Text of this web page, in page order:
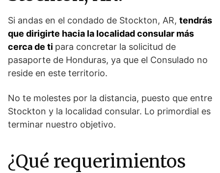
Si andas en el condado de Stockton, AR, tendrás
que dirigirte hacia la localidad consular más
cerca de ti para concretar la solicitud de
pasaporte de Honduras, ya que el Consulado no
reside en este territorio.
No te molestes por la distancia, puesto que entre
Stockton y la localidad consular. Lo primordial es
terminar nuestro objetivo.
¿Qué requerimientos